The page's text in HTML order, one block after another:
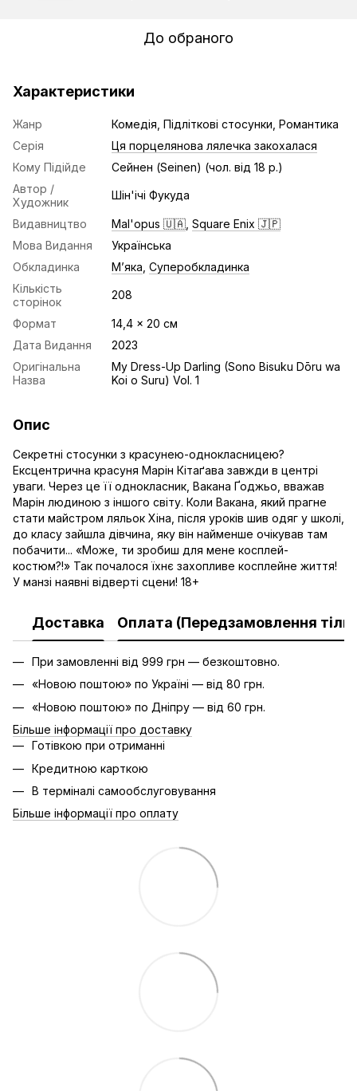
До обраного
Характеристики
Жанр
Комедія, Підліткові стосунки, Романтика
Серія
Ця порцелянова лялечка закохалася
Кому Підійде
Сейнен (Seinen) (чол. від 18 р.)
Автор /
Художник
Шін'ічі Фукуда
Видавництво Mal'opus 🇺🇦 Square Enix 🇯🇵
Мова Видання
Українська
Обкладинка
Мʼяка Суперобкладинка
Кількість
сторінок
208
Формат
14,4 x 20 cм
Дата Видання
2023
Оригінальна
Назва
My Dress-Up Darling (Sono Bisuku Dōru wa
Koi o Suru) Vol. 1
Опис
Секретні стосунки з красунею-однокласницею?
Ексцентрична красуня Марін Кітаґава завжди в центрі
уваги. Через це її однокласник, Вакана Ґоджьо, вважав
Марін людиною з іншого світу. Коли Вакана, який прагне
стати майстром ляльок Хіна, після уроків шив одяг у школі,
до класу зайшла дівчина, яку він найменше очікував там
побачити... «Може, ти зробиш для мене косплей-
костюм?!» Так почалося їхнє захопливе косплейне життя!
У манзі наявні відверті сцени! 18+
Доставка Оплата (Передзамовлення
При замовленні від 999 грн — безкоштовно.
«Новою поштою» по Україні — від 80 грн.
«Новою поштою» по Дніпру — від 60 грн.
Більше інформації про доставку
Готівкою при отриманні
Кредитною карткою
В терміналі самообслуговування
Більше інформації про оплату